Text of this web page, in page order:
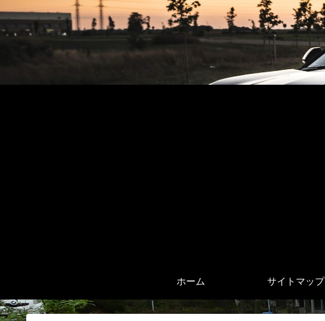
ホーム サイトマップ